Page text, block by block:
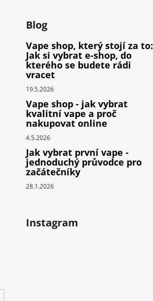
Blog
Vape shop, který stojí za to:
Jak si vybrat e-shop, do
kterého se budete rádi
vracet
19.5.2026
Vape shop - jak vybrat
kvalitní vape a proč
nakupovat online
4.5.2026
Jak vybrat první vape -
jednoduchý průvodce pro
začátečníky
28.1.2026
Instagram